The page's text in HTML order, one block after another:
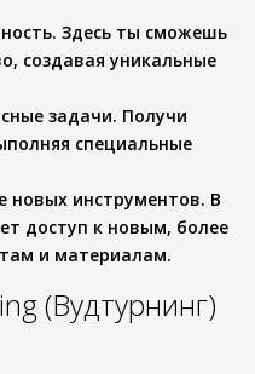
Здесь ты сможешь
создавая уникальные
задачи. Получи
специальные
новых инструментов. В
доступ к новым, более
и материалам.
(Вудтурнинг)